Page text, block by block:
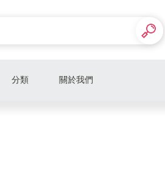
分類 關於我們